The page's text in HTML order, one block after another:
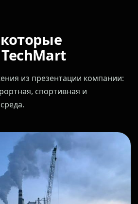
из презентации компании:
спортивная и